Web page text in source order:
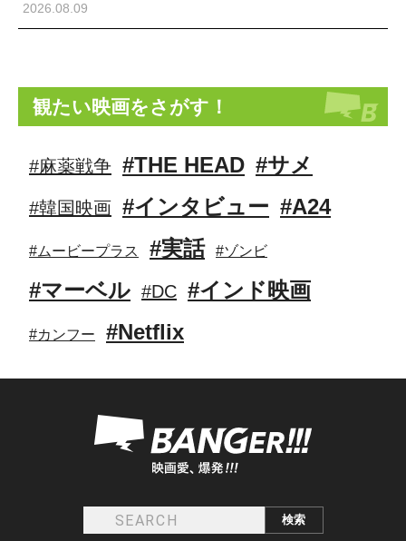
2026.08.09
観たい映画をさがす！
#麻薬戦争 #THE HEAD #サメ
#韓国映画 #インタビュー #A24
#ムービープラス #実話 #ゾンビ
#マーベル #DC #インド映画
#カンフー #Netflix